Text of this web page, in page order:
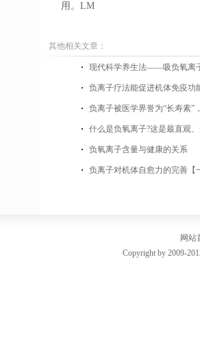
用。LM
其他相关文章：
现代科学养生法——吸负氧离
负离子疗法能促进机体免疫功
负离子被医学界誉为“长寿素”
什么是负氧离子?这是最直观
负氧离子含量与健康的关系
负离子对机体自愈力的完善【
网站
Copyright by 2009-